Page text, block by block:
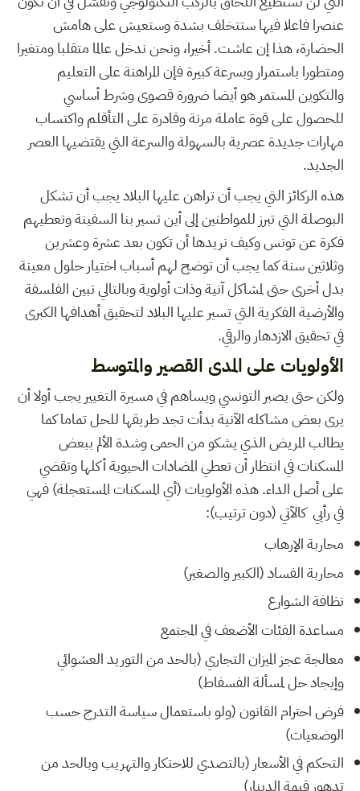
عنصرا فاعلا فيها ستتخلف بشدة وستعيش على هامش
الحضارة، هذا إن عاشت. أخيرا، ونحن ندخل عالما متقلبا ومتغيرا
ومتطورا باستمرار وبسرعة كبيرة فإن المراهنة على التعليم
والتكوين المستمر هو أيضا ضرورة قصوى وشرط أساسي
للحصول على قوة عاملة مرنة وقادرة على التأقلم واكتساب
مهارات جديدة عصرية بالسهولة والسرعة التي يقتضيها العصر
الجديد.
هذه الركائز التي يجب أن تراهن عليها البلاد يجب أن تشكل
البوصلة التي تبرز للمواطنين إلى أين تسير بنا السفينة وتعطيهم
فكرة عن تونس وكيف نريدها أن تكون بعد عشرة وعشرين
وثلاثين سنة كما يجب أن توضح لهم أسباب اختيار حلول معينة
بدل أخرى حتى لمشاكل آنية وذات أولوية وبالتالي تبين الفلسفة
والأرضية الفكرية التي تسير عليها البلاد لتحقيق أهدافها الكبرى
في تحقيق الازدهار والرقي.
الأولويات على المدى القصير والمتوسط
ولكن حتى يصبر التونسي ويساهم في مسيرة التغيير يجب أولا أن
يرى بعض مشاكله الآنية بدأت تجد طريقها للحل تماما كما
يطالب المريض الذي يشكو من الحمى وشدة الألم ببعض
المسكنات في انتظار أن تعطي المضادات الحيوية أكلها وتقضي
على أصل الداء. هذه الأولويات (أي المسكنات المستعجلة) فهي
في رأيي كالآتي (دون ترتيب):
محاربة الإرهاب
محاربة الفساد (الكبير والصغير)
نظافة الشوارع
مساعدة الفئات الأضعف في المجتمع
معالجة عجز الميزان التجاري (بالحد من التوريد العشوائي
وإيجاد حل لمسألة الفسفاط)
فرض احترام القانون (ولو باستعمال سياسة التدرج حسب
الوضعيات)
التحكم في الأسعار (بالتصدي للاحتكار والتهريب وبالحد من
تدهور قيمة الدينار)